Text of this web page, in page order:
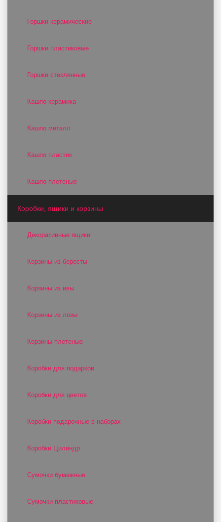
Горшки керамические
Горшки пластиковые
Горшки стеклянные
Кашпо керамика
Кашпо металл
Кашпо пластик
Кашпо плетеные
Коробки, ящики и корзины
Декоративные ящики
Корзины из бересты
Корзины из ивы
Корзины из лозы
Корзины плетеные
Коробки для подарков
Коробки для цветов
Коробки подарочные в наборах
Коробки Цилиндр
Сумочки бумажные
Сумочки пластиковые